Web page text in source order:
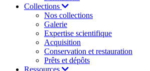
Collections
Nos collections
Galerie
Expertise scientifique
Acquisition
Conservation et restauration
Prêts et dépôts
Ressources